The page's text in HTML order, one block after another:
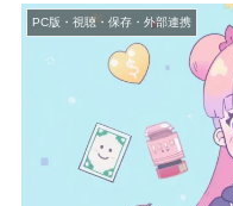
PC版・視聴・保存・外部連携